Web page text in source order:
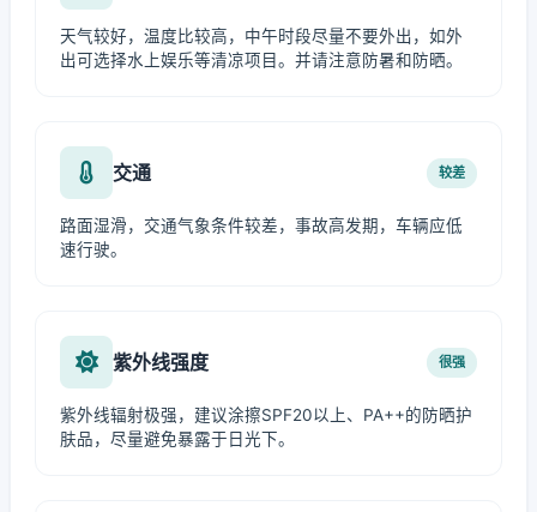
天气较好，温度比较高，中午时段尽量不要外出，如外
出可选择水上娱乐等清凉项目。并请注意防暑和防晒。
交通 较差
路面湿滑，交通气象条件较差，事故高发期，车辆应低
速行驶。
紫外线强度 很强
紫外线辐射极强，建议涂擦SPF20以上、PA++的防晒护
肤品，尽量避免暴露于日光下。